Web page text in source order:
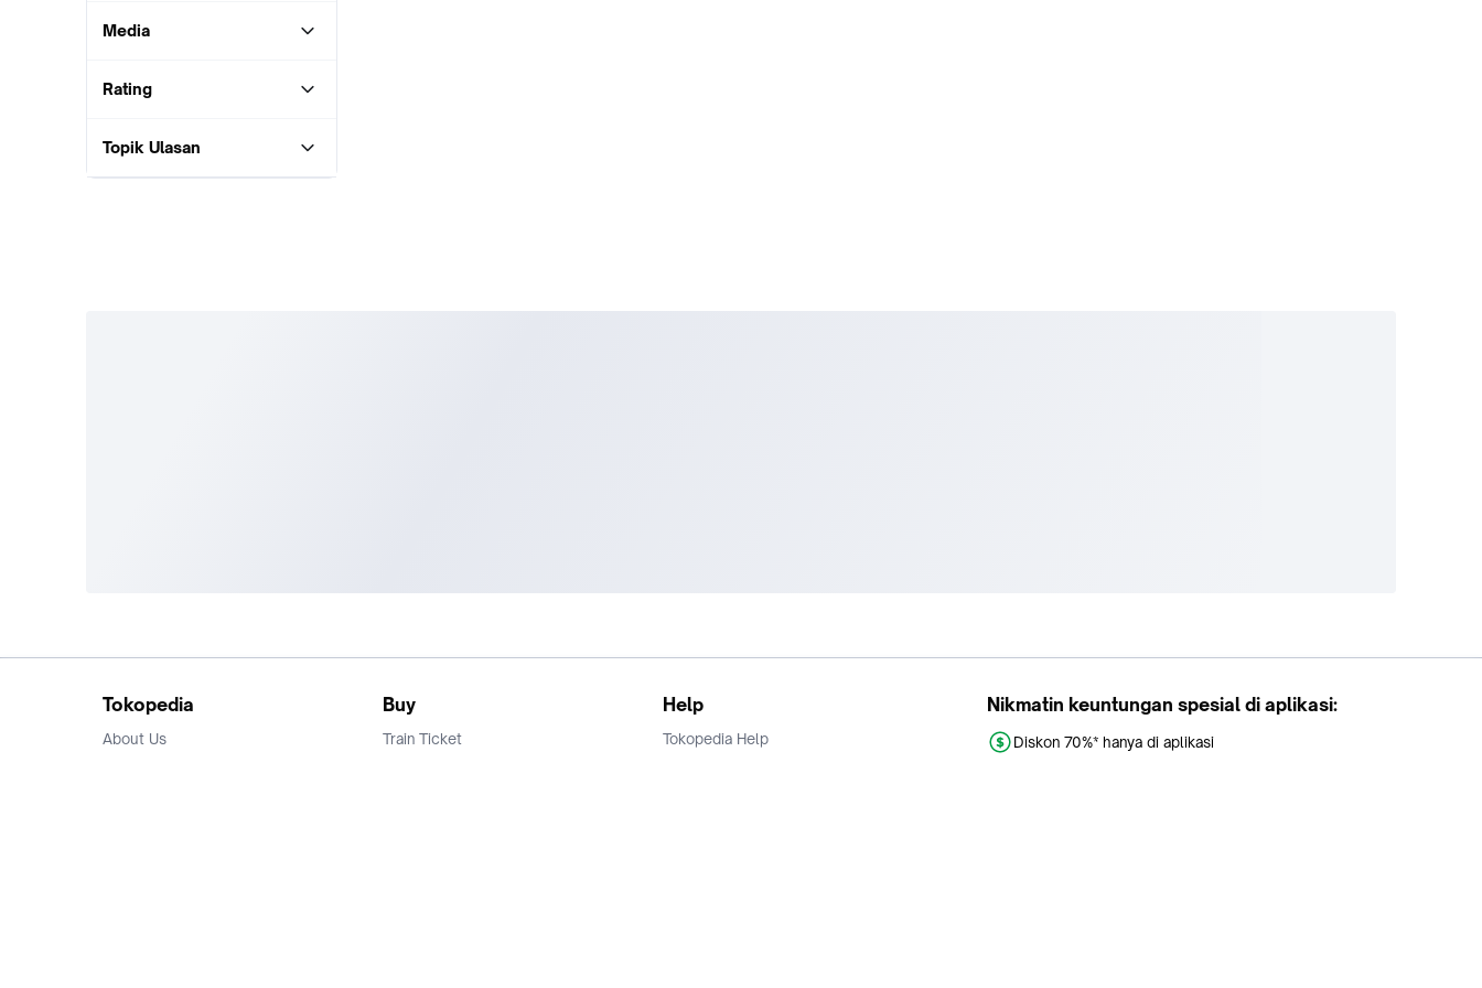
Media
Rating
Topik Ulasan
Tokopedia
About Us
Buy
Train Ticket
Help
Tokopedia Help
Nikmatin keuntungan spesial di aplikasi:
Diskon 70%* hanya di aplikasi